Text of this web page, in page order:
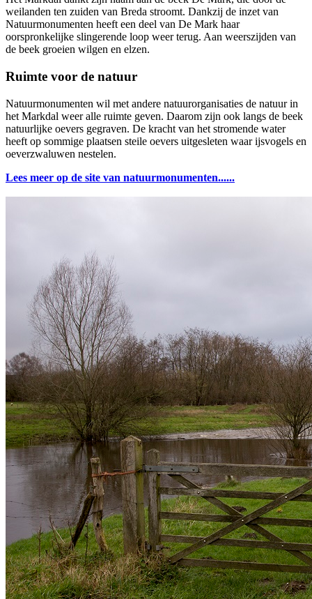
weilanden ten zuiden van Breda stroomt. Dankzij de inzet van
Natuurmonumenten heeft een deel van De Mark haar
oorspronkelijke slingerende loop weer terug. Aan weerszijden van
de beek groeien wilgen en elzen.
Ruimte voor de natuur
Natuurmonumenten wil met andere natuurorganisaties de natuur in
het Markdal weer alle ruimte geven. Daarom zijn ook langs de beek
natuurlijke oevers gegraven. De kracht van het stromende water
heeft op sommige plaatsen steile oevers uitgesleten waar ijsvogels en
oeverzwaluwen nestelen.
Lees meer op de site van natuurmonumenten......